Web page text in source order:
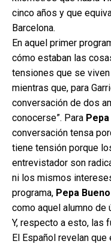
cinco años y que
Barcelona.
En aquel primer
cómo estaban las
tensiones que se
mientras que, para
conversación de dos
conocerse”. Para
conversación tensa
tiene tensión porque
entrevistador son
ni los mismos
programa, Pepa Bueno
como aquel alumno de
Y, respecto a esto, las
El Español revelan